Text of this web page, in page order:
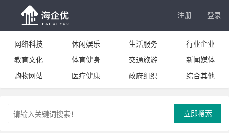
注册 登录
网络科技 休闲娱乐 生活服务
行业企业
教育文化
体育健身 交通旅游
新闻媒体
购物网站
医疗健康 政府组织 综合其他
立即搜索